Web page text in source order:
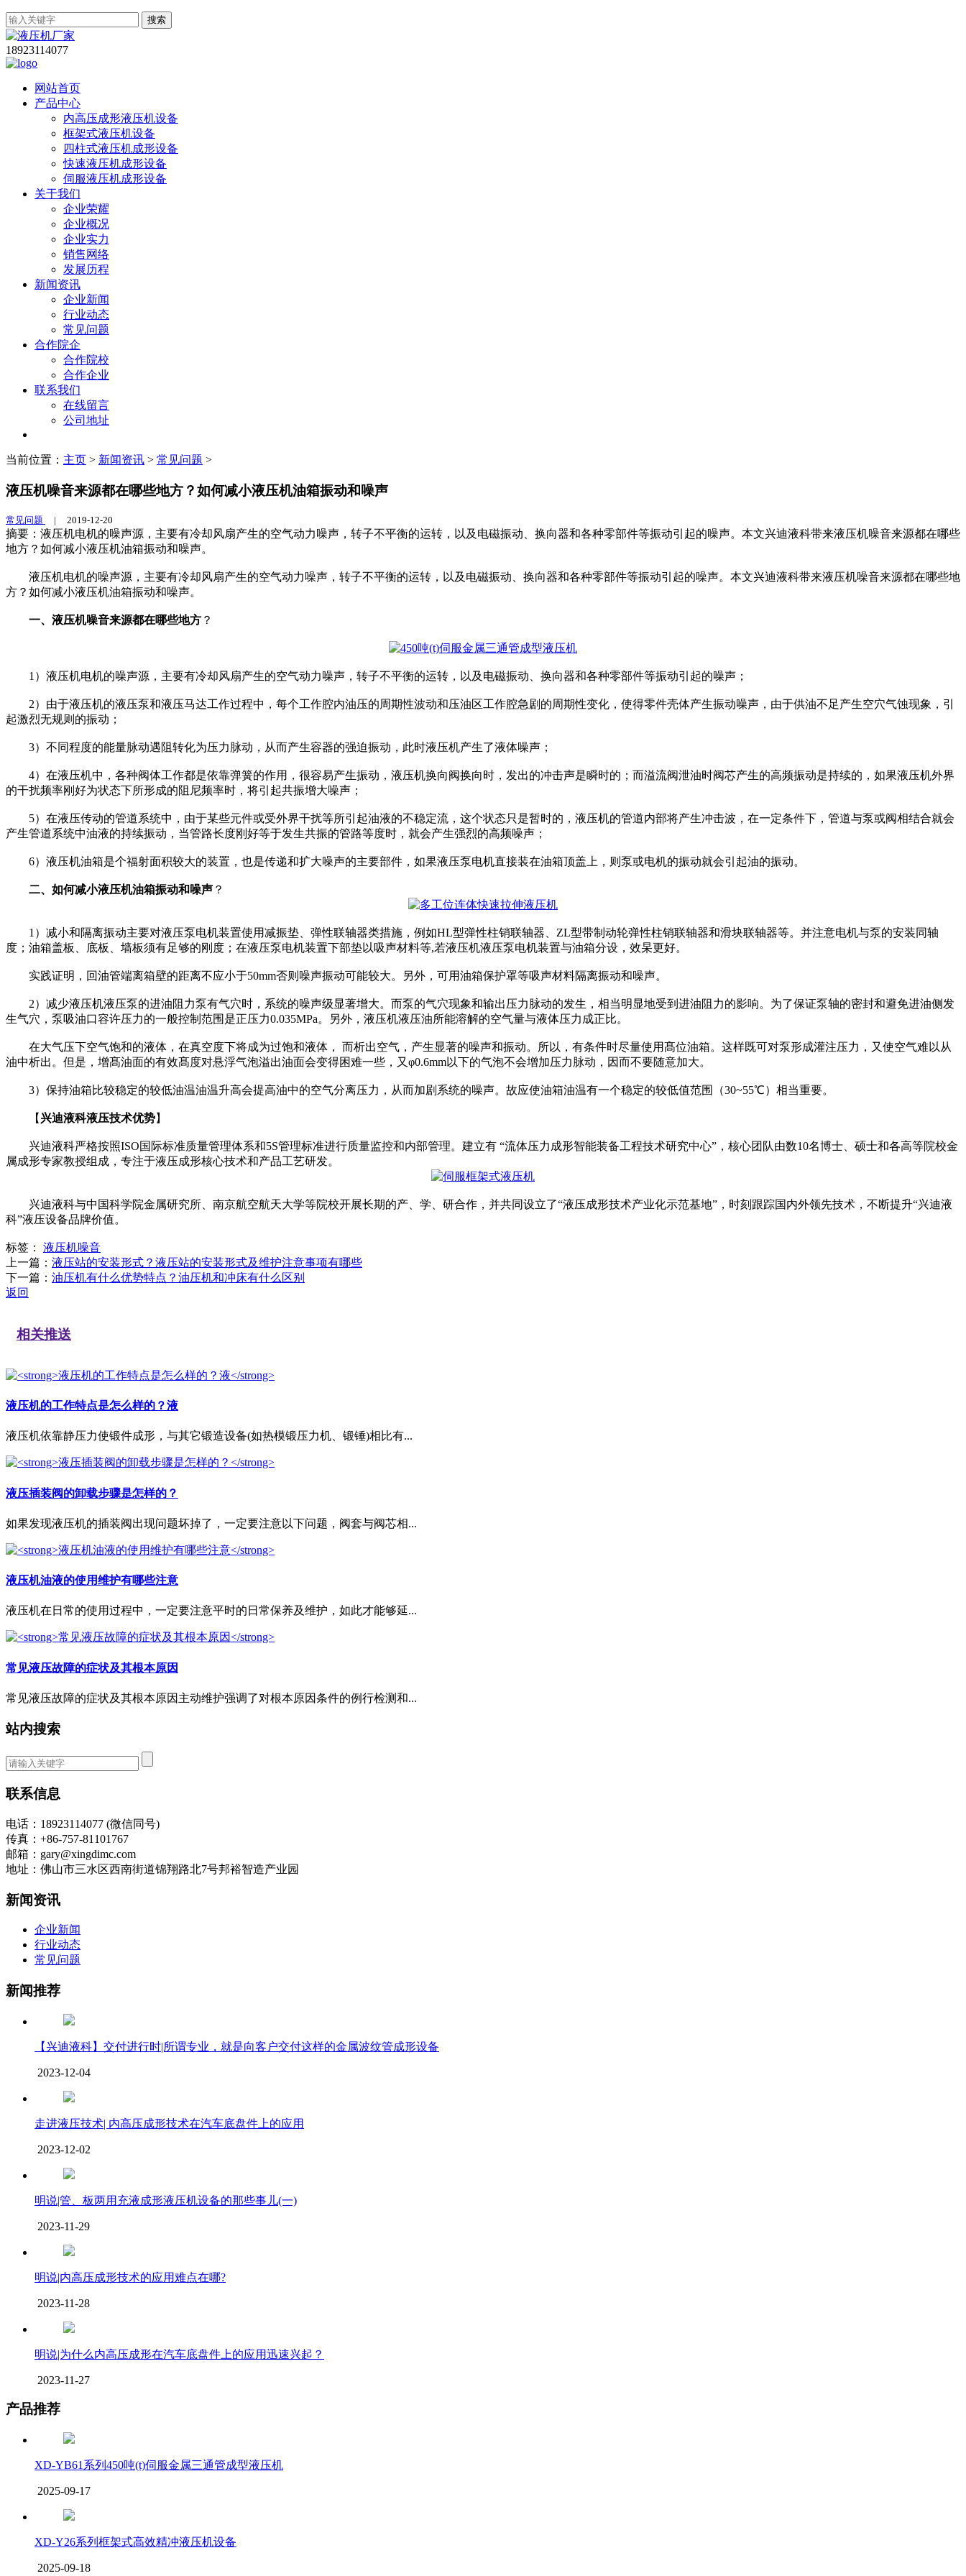
搜索
18923114077
网站首页
产品中心
内高压成形液压机设备
框架式液压机设备
四柱式液压机成形设备
快速液压机成形设备
伺服液压机成形设备
关于我们
企业荣耀
企业概况
企业实力
销售网络
发展历程
新闻资讯
企业新闻
行业动态
常见问题
合作院企
合作院校
合作企业
联系我们
在线留言
公司地址
当前位置： 主页 > 新闻资讯 > 常见问题 >
液压机噪音来源都在哪些地方？如何减小液压机油箱振动和噪声
常见问题 | 2019-12-20
摘要：液压机电机的噪声源，主要有冷却风扇产生的空气动力噪声，转子不平衡的运转，以及电磁振动、换向器和各种零部件等振动引起的噪声。本文兴迪液科带来液压机噪音来源都在哪些
地方？如何减小液压机油箱振动和噪声。
液压机电机的噪声源，主要有冷却风扇产生的空气动力噪声，转子不平衡的运转，以及电磁振动、换向器和各种零部件等振动引起的噪声。本文兴迪液科带来液压机噪音来源都在哪些地
方？如何减小液压机油箱振动和噪声。
一、液压机噪音来源都在哪些地方 ？
1）液压机电机的噪声源，主要有冷却风扇产生的空气动力噪声，转子不平衡的运转，以及电磁振动、换向器和各种零部件等振动引起的噪声；
2）由于液压机的液压泵和液压马达工作过程中，每个工作腔内油压的周期性波动和压油区工作腔急剧的周期性变化，使得零件壳体产生振动噪声，由于供油不足产生空穴气蚀现象，引
起激烈无规则的振动；
3）不同程度的能量脉动遇阻转化为压力脉动，从而产生容器的强迫振动，此时液压机产生了液体噪声；
4）在液压机中，各种阀体工作都是依靠弹簧的作用，很容易产生振动，液压机换向阀换向时，发出的冲击声是瞬时的；而溢流阀泄油时阀芯产生的高频振动是持续的，如果液压机外界
的干扰频率刚好为状态下所形成的阻尼频率时，将引起共振增大噪声；
5）在液压传动的管道系统中，由于某些元件或受外界干扰等所引起油液的不稳定流，这个状态只是暂时的，液压机的管道内部将产生冲击波，在一定条件下，管道与泵或阀相结合就会
产生管道系统中油液的持续振动，当管路长度刚好等于发生共振的管路等度时，就会产生强烈的高频噪声；
6）液压机油箱是个福射面积较大的装置，也是传递和扩大噪声的主要部件，如果液压泵电机直接装在油箱顶盖上，则泵或电机的振动就会引起油的振动。
二、如何减小液压机油箱振动和噪声 ？
1）减小和隔离振动主要对液压泵电机装置使用减振垫、弹性联轴器类措施，例如HL型弹性柱销联轴器、ZL型带制动轮弹性柱销联轴器和滑块联轴器等。并注意电机与泵的安装同轴
度；油箱盖板、底板、墙板须有足够的刚度；在液压泵电机装置下部垫以吸声材料等,若液压机液压泵电机装置与油箱分设，效杲更好。
实践证明，回油管端离箱壁的距离不应小于50mm否则噪声振动可能较大。另外，可用油箱保护罩等吸声材料隔离振动和噪声。
2）减少液压机液压泵的进油阻力泵有气穴时，系统的噪声级显著增大。而泵的气穴现象和输出压力脉动的发生，相当明显地受到进油阻力的影响。为了保证泵轴的密封和避免进油侧发
生气穴，泵吸油口容许压力的一般控制范围是正压力0.035MPa。另外，液压机液压油所能溶解的空气量与液体压力成正比。
在大气压下空气饱和的液体，在真空度下将成为过饱和液体， 而析出空气，产生显著的噪声和振动。所以，有条件时尽量使用髙位油箱。这样既可对泵形成灌注压力，又使空气难以从
油中析出。但是，增髙油面的有效髙度对悬浮气泡溢出油面会变得困难一些，又φ0.6mm以下的气泡不会增加压力脉动，因而不要随意加大。
3）保持油箱比较稳定的较低油温油温升高会提高油中的空气分离压力，从而加剧系统的噪声。故应使油箱油温有一个稳定的较低值范围（30~55℃）相当重要。
【 兴迪液科液压技术优势】
兴迪液科严格按照ISO国际标准质量管理体系和5S管理标准进行质量监控和内部管理。建立有 “流体压力成形智能装备工程技术研究中心”，核心团队由数10名博士、硕士和各高等院校金
属成形专家教授组成，专注于液压成形核心技术和产品工艺研发。
兴迪液科与中国科学院金属研究所、南京航空航天大学等院校开展长期的产、学、研合作，并共同设立了“液压成形技术产业化示范基地”，时刻跟踪国内外领先技术，不断提升“兴迪液
科”液压设备品牌价值。
标签： 液压机噪音
上一篇： 液压站的安装形式？液压站的安装形式及维护注意事项有哪些
下一篇： 油压机有什么优势特点？油压机和冲床有什么区别
返回
相关推送
液压机的工作特点是怎么样的？液
液压机依靠静压力使锻件成形，与其它锻造设备(如热模锻压力机、锻锤)相比有...
液压插装阀的卸载步骤是怎样的？
如果发现液压机的插装阀出现问题坏掉了，一定要注意以下问题，阀套与阀芯相...
液压机油液的使用维护有哪些注意
液压机在日常的使用过程中，一定要注意平时的日常保养及维护，如此才能够延...
常见液压故障的症状及其根本原因
常见液压故障的症状及其根本原因主动维护强调了对根本原因条件的例行检测和...
站内搜索
联系信息
电话：18923114077 (微信同号)
传真：+86-757-81101767
邮箱：gary@xingdimc.com
地址：佛山市三水区西南街道锦翔路北7号邦裕智造产业园
新闻资讯
企业新闻
行业动态
常见问题
新闻推荐
【兴迪液科】交付进行时|所谓专业，就是向客户交付这样的金属波纹管成形设备
2023-12-04
走进液压技术| 内高压成形技术在汽车底盘件上的应用
2023-12-02
明说|管、板两用充液成形液压机设备的那些事儿(一)
2023-11-29
明说|内高压成形技术的应用难点在哪?
2023-11-28
明说|为什么内高压成形在汽车底盘件上的应用迅速兴起？
2023-11-27
产品推荐
XD-YB61系列450吨(t)伺服金属三通管成型液压机
2025-09-17
XD-Y26系列框架式高效精冲液压机设备
2025-09-18